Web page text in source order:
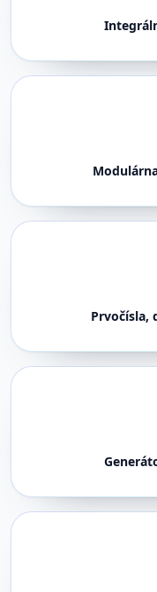
Prvočísla,